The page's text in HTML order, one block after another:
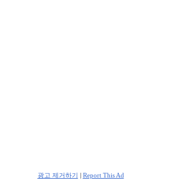
광고 제거하기 | Report This Ad